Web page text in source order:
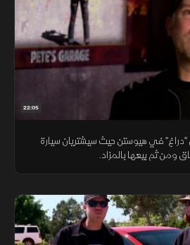
22:05
في هيوستن حيث سيشتريان سيارة
ومن ثم بيعها بالمزاد.